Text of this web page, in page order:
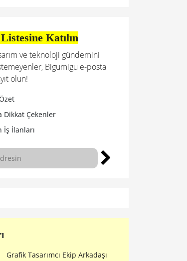
Katılın
ve teknoloji gündemini
Bigumigu e-posta
olun!
Dikkat Çekenler
İş İlanları
Grafik Tasarımcı Ekip Arkadaşı